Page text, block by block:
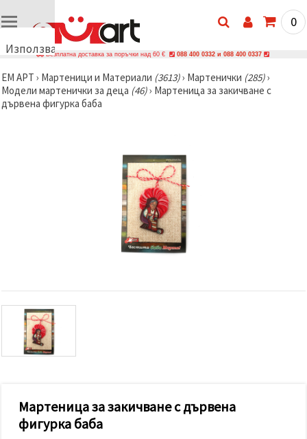
Използваме
🍪
Използваме
бисквитки
показваме
релевантно
съдържание
и реклами,
включително
с помощта
маркетинг.
Можеш да
0
Безплатна доставка за поръчки над 60 € 088 400 0332 и 088 400 0337
ЕМ АРТ › Мартеници и Материали (3613)› Мартенички (285)›
Модели мартенички за деца (46)› Мартеница за закичване с
дървена фигурка баба
Мартеница за закичване с дървена
фигурка баба